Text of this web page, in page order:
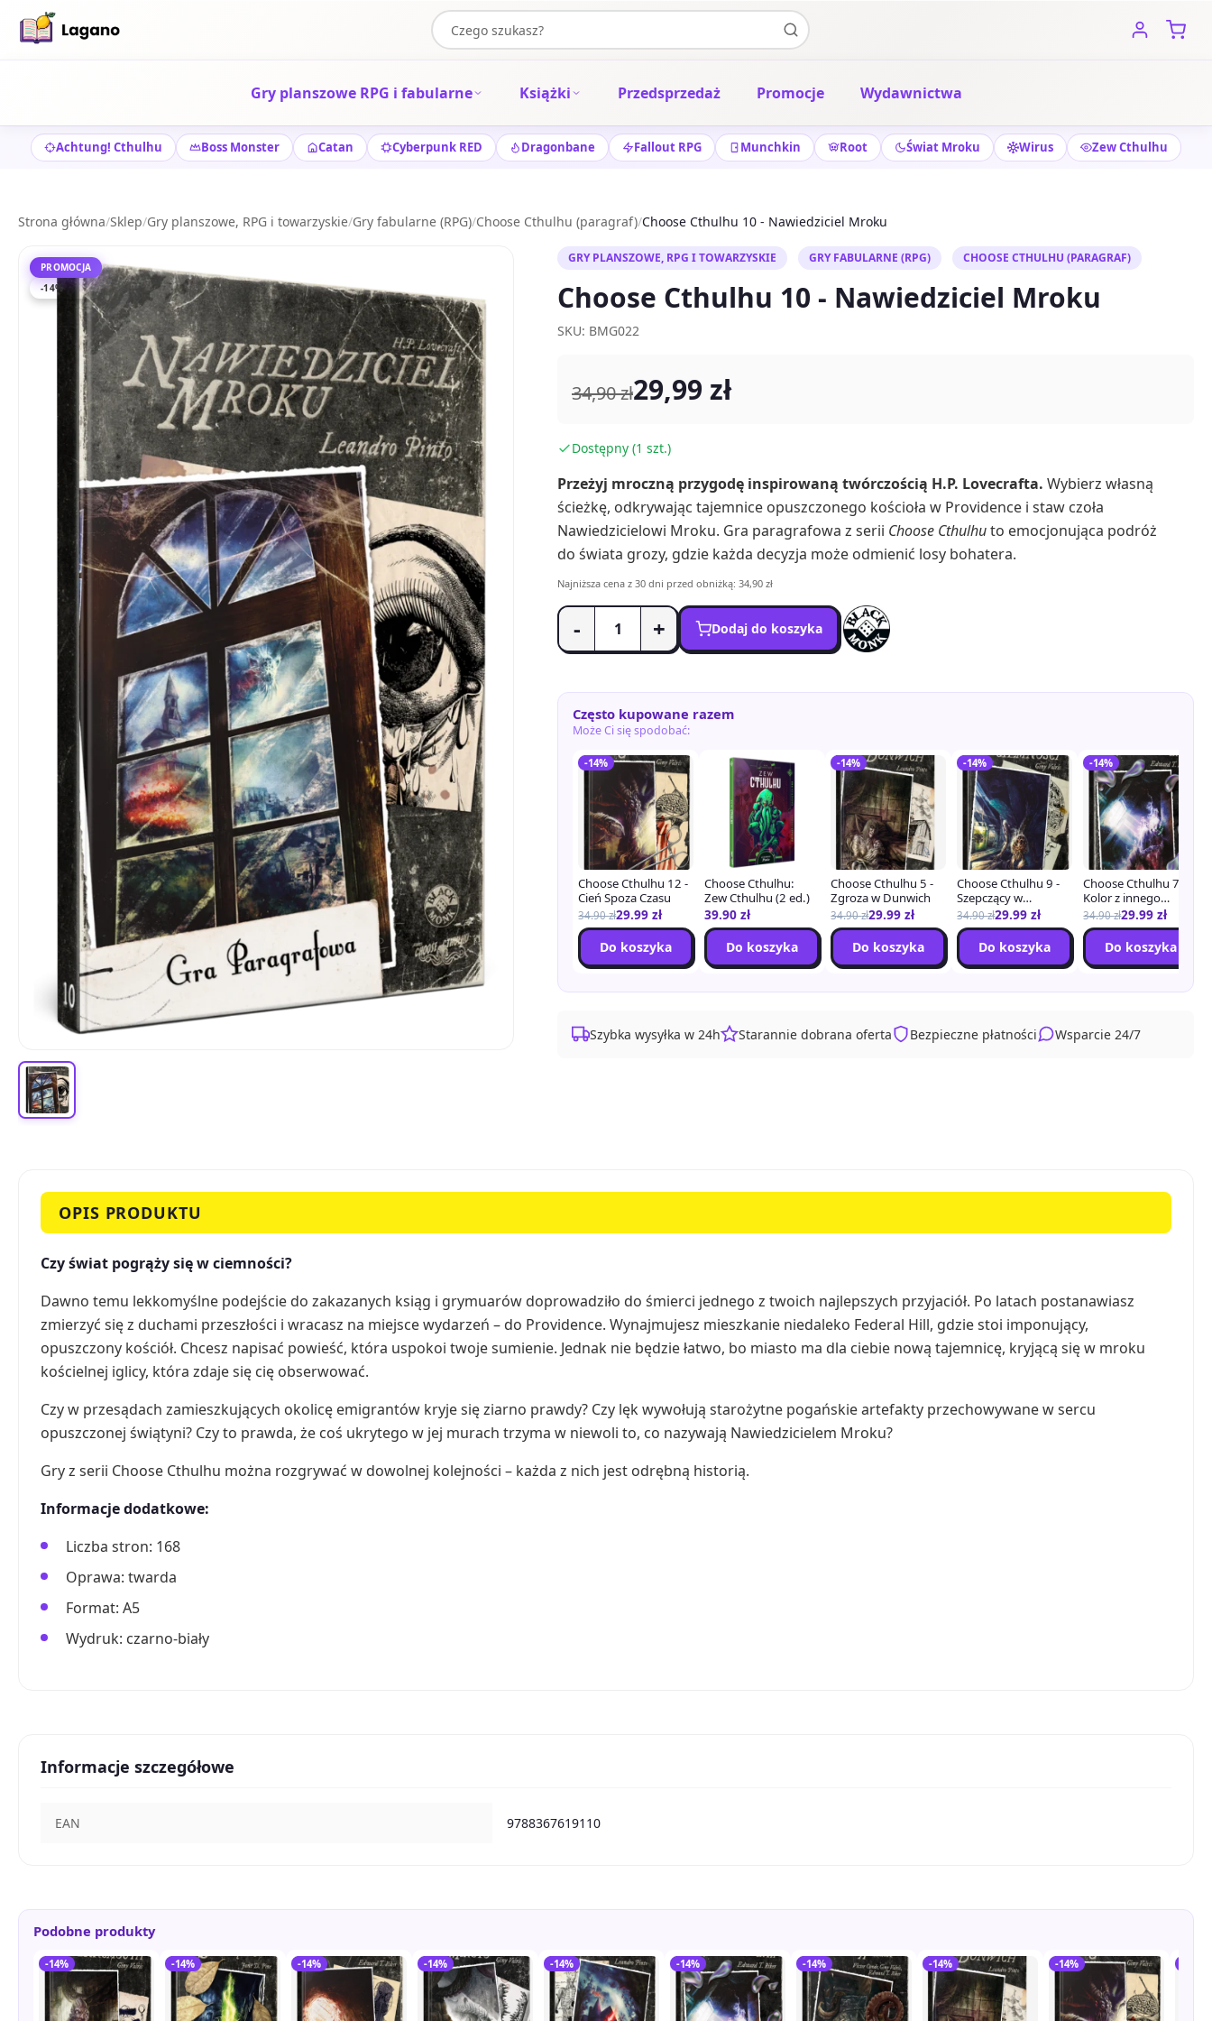
Gry planszowe RPG i fabularne Książki Przedsprzedaż Promocje Wydawnictwa
Achtung! Cthulhu Boss Monster Catan Cyberpunk RED Dragonbane Fallout RPG Munchkin Root Świat Mroku Wirus Zew Cthulhu
Strona główna/Sklep/Gry planszowe, RPG i towarzyskie/Gry fabularne (RPG)/Choose Cthulhu (paragraf)/Choose Cthulhu 10 - Nawiedziciel Mroku
PROMOCJA
-14%
GRY PLANSZOWE, RPG I TOWARZYSKIE GRY FABULARNE (RPG) CHOOSE CTHULHU (PARAGRAF)
Choose Cthulhu 10 - Nawiedziciel Mroku
SKU: BMG022
34,90 zł29,99 zł
Dostępny (1 szt.)
Przeżyj mroczną przygodę inspirowaną twórczością H.P. Lovecrafta. Wybierz własną
ścieżkę, odkrywając tajemnice opuszczonego kościoła w Providence i staw czoła
Nawiedzicielowi Mroku. Gra paragrafowa z serii Choose Cthulhuto emocjonująca podróż
do świata grozy, gdzie każda decyzja może odmienić losy bohatera.
Najniższa cena z 30 dni przed obniżką: 34,90 zł
- + Dodaj do koszyka
Często kupowane razem
Może Ci się spodobać:
-14%
Choose Cthulhu 12 -
Cień Spoza Czasu
34.90zł29.99zł
Do koszyka
Choose Cthulhu:
Zew Cthulhu (2 ed.)
39.90zł
Do koszyka
-14%
Choose Cthulhu 5 -
Zgroza w Dunwich
34.90zł29.99zł
Do koszyka
-14%
Choose Cthulhu 9 -
Szepczący w
Ciemności
34.90zł29.99zł
Do koszyka
-14%
Choose Cthulhu 7 -
Kolor z innego
Wszechświata
34.90zł29.99zł
Do koszyka
Szybka wysyłka w 24h Starannie dobrana oferta Bezpieczne płatności Wsparcie 24/7
OPIS PRODUKTU
Czy świat pogrąży się w ciemności?
Dawno temu lekkomyślne podejście do zakazanych ksiąg i grymuarów doprowadziło do śmierci jednego z twoich najlepszych przyjaciół. Po latach postanawiasz
zmierzyć się z duchami przeszłości i wracasz na miejsce wydarzeń – do Providence. Wynajmujesz mieszkanie niedaleko Federal Hill, gdzie stoi imponujący,
opuszczony kościół. Chcesz napisać powieść, która uspokoi twoje sumienie. Jednak nie będzie łatwo, bo miasto ma dla ciebie nową tajemnicę, kryjącą się w mroku
kościelnej iglicy, która zdaje się cię obserwować.
Czy w przesądach zamieszkujących okolicę emigrantów kryje się ziarno prawdy? Czy lęk wywołują starożytne pogańskie artefakty przechowywane w sercu
opuszczonej świątyni? Czy to prawda, że coś ukrytego w jej murach trzyma w niewoli to, co nazywają Nawiedzicielem Mroku?
Gry z serii Choose Cthulhu można rozgrywać w dowolnej kolejności – każda z nich jest odrębną historią.
Informacje dodatkowe:
Liczba stron: 168
Oprawa: twarda
Format: A5
Wydruk: czarno-biały
Informacje szczegółowe
EAN 9788367619110
Podobne produkty
-14% -14% -14% -14% -14% -14% -14% -14% -14%